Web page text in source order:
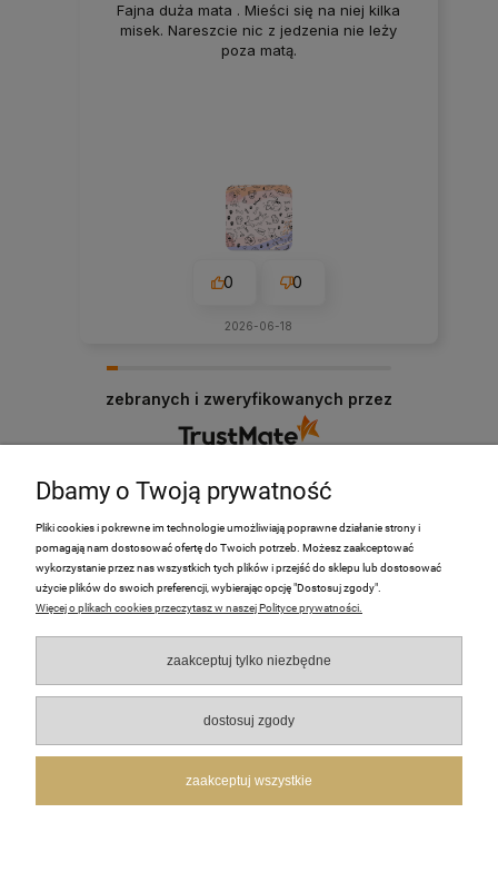
Fajna duża mata . Mieści się na niej kilka
misek. Nareszcie nic z jedzenia nie leży
poza matą.
0 0
2026-06-18
zebranych i zweryfikowanych przez
PRODUKTY
Moje Konto
Płatności i dostawa
O nas
Dbamy o Twoją prywatność
Pliki cookies i pokrewne im technologie umożliwiają poprawne działanie strony i
pomagają nam dostosować ofertę do Twoich potrzeb. Możesz zaakceptować
wykorzystanie przez nas wszystkich tych plików i przejść do sklepu lub dostosować
użycie plików do swoich preferencji, wybierając opcję "Dostosuj zgody".
Więcej o plikach cookies przeczytasz w naszej Polityce prywatności.
zaakceptuj tylko niezbędne
dostosuj zgody
zaakceptuj wszystkie